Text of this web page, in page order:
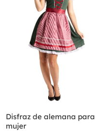
Disfraz de alemana para
mujer